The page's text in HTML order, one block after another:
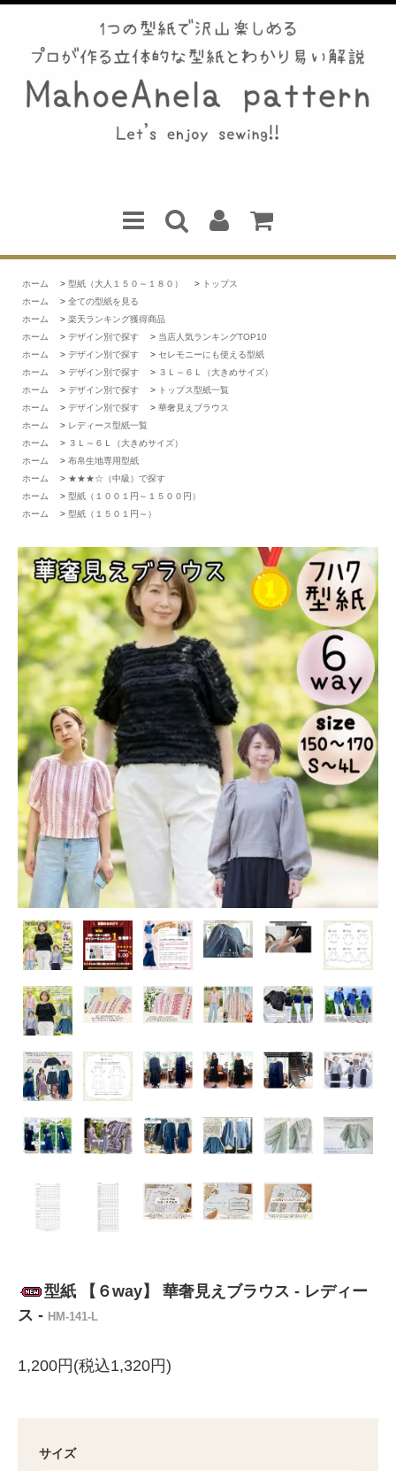
ホーム > 型紙（大人１５０～１８０） > トップス
ホーム
> 全ての型紙を見る
ホーム
> 楽天ランキング獲得商品
ホーム
> デザイン別で探す > 当店人気ランキングTOP10
ホーム
> デザイン別で探す > セレモニーにも使える型紙
ホーム
> デザイン別で探す > ３Ｌ～６Ｌ（大きめサイズ）
ホーム
> デザイン別で探す > トップス型紙一覧
ホーム
> デザイン別で探す > 華奢見えブラウス
ホーム
> レディース型紙一覧
ホーム
> ３Ｌ～６Ｌ（大きめサイズ）
ホーム
> 布帛生地専用型紙
ホーム
> ★★★☆（中級）で探す
ホーム
> 型紙（１００１円～１５００円）
ホーム
> 型紙（１５０１円～）
型紙 【６way】 華奢見えブラウス - レディー
ス - HM-141-L
1,200円(税込1,320円)
サイズ